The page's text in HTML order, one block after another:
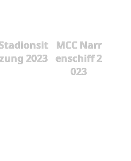
zung 2023
MCC Narr
enschiff 2
023